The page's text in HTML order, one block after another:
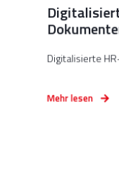
Digitalisierte
Mehr lesen